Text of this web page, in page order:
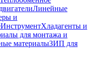
Линейные
и
ИнструментХладагенты и
для монтажа и
материалыЗИП для